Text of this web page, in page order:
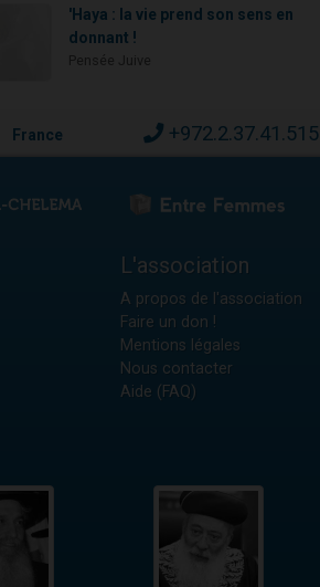
'Haya : la vie prend son sens en
donnant !
France +972.2.37.41.515
L'association
A propos de l'association
Faire un don !
Mentions légales
Nous contacter
Aide (FAQ)